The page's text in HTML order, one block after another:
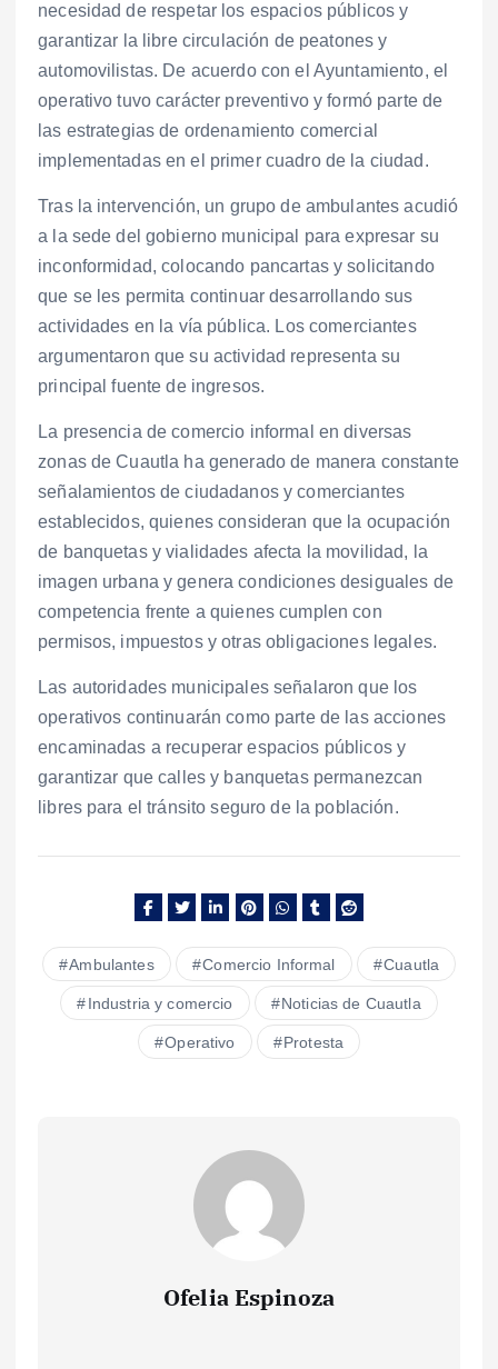
necesidad de respetar los espacios públicos y
garantizar la libre circulación de peatones y
automovilistas. De acuerdo con el Ayuntamiento, el
operativo tuvo carácter preventivo y formó parte de
las estrategias de ordenamiento comercial
implementadas en el primer cuadro de la ciudad.
Tras la intervención, un grupo de ambulantes acudió
a la sede del gobierno municipal para expresar su
inconformidad, colocando pancartas y solicitando
que se les permita continuar desarrollando sus
actividades en la vía pública. Los comerciantes
argumentaron que su actividad representa su
principal fuente de ingresos.
La presencia de comercio informal en diversas
zonas de Cuautla ha generado de manera constante
señalamientos de ciudadanos y comerciantes
establecidos, quienes consideran que la ocupación
de banquetas y vialidades afecta la movilidad, la
imagen urbana y genera condiciones desiguales de
competencia frente a quienes cumplen con
permisos, impuestos y otras obligaciones legales.
Las autoridades municipales señalaron que los
operativos continuarán como parte de las acciones
encaminadas a recuperar espacios públicos y
garantizar que calles y banquetas permanezcan
libres para el tránsito seguro de la población.
Ambulantes Comercio Informal Cuautla
Industria y comercio Noticias de Cuautla
Operativo Protesta
Ofelia Espinoza